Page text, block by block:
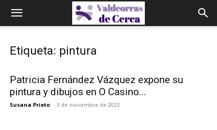
Etiqueta: pintura
Patricia Fernández Vázquez expone su
pintura y dibujos en O Casino...
Susana Prieto - 3 de noviembre de 2023